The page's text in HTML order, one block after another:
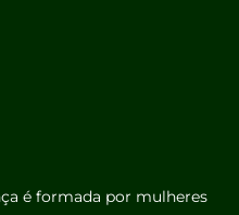
é formada por mulheres